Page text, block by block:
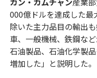
000億ドルを達成した
除いた主力品目の輸出
車、一般機械、鉄鋼な
石油製品、石油化学製
増加した」と説明した。